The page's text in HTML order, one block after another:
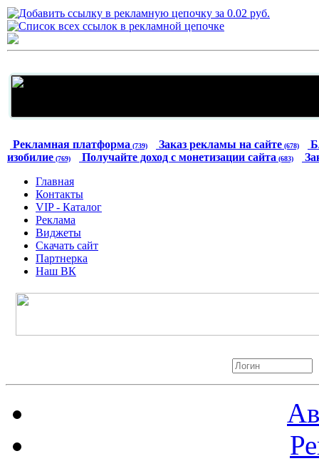
Рекламная платформа (739) Заказ рекламы на сайте (678)
изобилие (769) Получайте доход с монетизации сайта (683)
Главная
Контакты
VIP - Каталог
Реклама
Виджеты
Скачать сайт
Партнерка
Наш ВК